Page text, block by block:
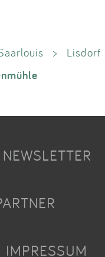
>
Lisdorf
NEWSLETTER
IMPRESSUM